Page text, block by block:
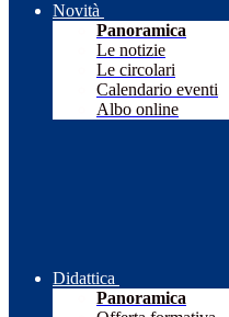
Novità
Panoramica
Le notizie
Le circolari
Calendario eventi
Albo online
Didattica
Panoramica